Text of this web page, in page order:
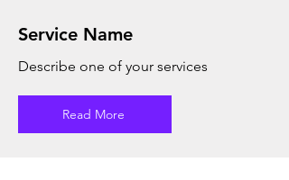
Service Name
Describe one of your services
Read More